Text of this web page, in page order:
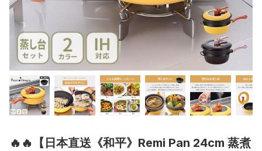
🔥🔥【日本直送《和平》Remi Pan 24cm 蒸煮